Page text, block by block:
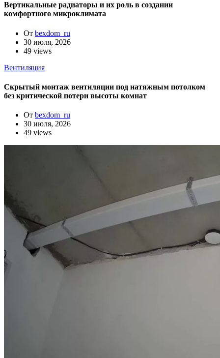
Вертикальные радиаторы и их роль в создании
комфортного микроклимата
От bexdom_ru
30 июля, 2026
49 views
Вентиляция
Скрытый монтаж вентиляции под натяжным потолком
без критической потери высоты комнат
От bexdom_ru
30 июля, 2026
49 views